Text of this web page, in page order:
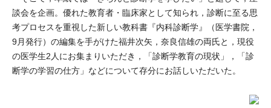
談会を企画。優れた教育者・臨床家として知られ，診断に至る思
考プロセスを重視した新しい教科書『内科診断学』（医学書院，
9月発行）の編集を手がけた福井次矢，奈良信雄の両氏と，現役
の医学生2人にお集まりいただき，「診断学教育の現状」，「診
断学の学習の仕方」などについて存分にお話しいただいた。